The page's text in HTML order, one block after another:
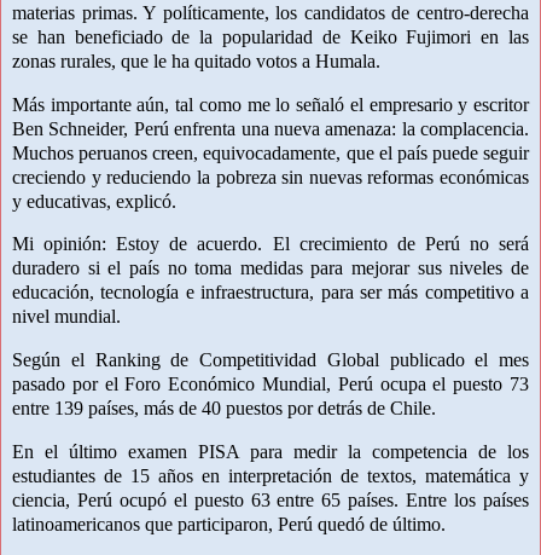
materias primas. Y políticamente, los candidatos de centro-derecha
se han beneficiado de la popularidad de Keiko Fujimori en las
zonas rurales, que le ha quitado votos a Humala.
Más importante aún, tal como me lo señaló el empresario y escritor
Ben Schneider, Perú enfrenta una nueva amenaza: la complacencia.
Muchos peruanos creen, equivocadamente, que el país puede seguir
creciendo y reduciendo la pobreza sin nuevas reformas económicas
y educativas, explicó.
Mi opinión: Estoy de acuerdo. El crecimiento de Perú no será
duradero si el país no toma medidas para mejorar sus niveles de
educación, tecnología e infraestructura, para ser más competitivo a
nivel mundial.
Según el Ranking de Competitividad Global publicado el mes
pasado por el Foro Económico Mundial, Perú ocupa el puesto 73
entre 139 países, más de 40 puestos por detrás de Chile.
En el último examen PISA para medir la competencia de los
estudiantes de 15 años en interpretación de textos, matemática y
ciencia, Perú ocupó el puesto 63 entre 65 países. Entre los países
latinoamericanos que participaron, Perú quedó de último.